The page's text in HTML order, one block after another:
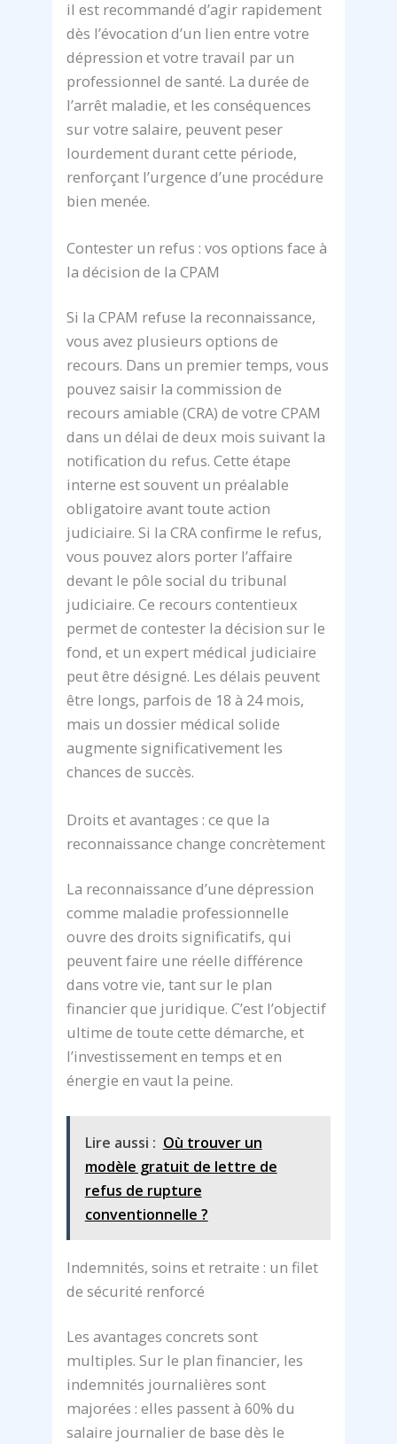
il est recommandé d’agir rapidement
dès l’évocation d’un lien entre votre
dépression et votre travail par un
professionnel de santé. La durée de
l’arrêt maladie, et les conséquences
sur votre salaire, peuvent peser
lourdement durant cette période,
renforçant l’urgence d’une procédure
bien menée.
Contester un refus : vos options face à
la décision de la CPAM
Si la CPAM refuse la reconnaissance,
vous avez plusieurs options de
recours. Dans un premier temps, vous
pouvez saisir la commission de
recours amiable (CRA) de votre CPAM
dans un délai de deux mois suivant la
notification du refus. Cette étape
interne est souvent un préalable
obligatoire avant toute action
judiciaire. Si la CRA confirme le refus,
vous pouvez alors porter l’affaire
devant le pôle social du tribunal
judiciaire. Ce recours contentieux
permet de contester la décision sur le
fond, et un expert médical judiciaire
peut être désigné. Les délais peuvent
être longs, parfois de 18 à 24 mois,
mais un dossier médical solide
augmente significativement les
chances de succès.
Droits et avantages : ce que la
reconnaissance change concrètement
La reconnaissance d’une dépression
comme maladie professionnelle
ouvre des droits significatifs, qui
peuvent faire une réelle différence
dans votre vie, tant sur le plan
financier que juridique. C’est l’objectif
ultime de toute cette démarche, et
l’investissement en temps et en
énergie en vaut la peine.
Lire aussi : Où trouver un
modèle gratuit de lettre de
refus de rupture
conventionnelle ?
Indemnités, soins et retraite : un filet
de sécurité renforcé
Les avantages concrets sont
multiples. Sur le plan financier, les
indemnités journalières sont
majorées : elles passent à 60% du
salaire journalier de base dès le